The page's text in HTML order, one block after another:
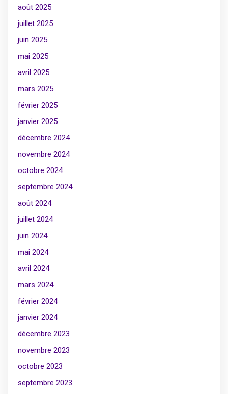
août 2025
juillet 2025
juin 2025
mai 2025
avril 2025
mars 2025
février 2025
janvier 2025
décembre 2024
novembre 2024
octobre 2024
septembre 2024
août 2024
juillet 2024
juin 2024
mai 2024
avril 2024
mars 2024
février 2024
janvier 2024
décembre 2023
novembre 2023
octobre 2023
septembre 2023